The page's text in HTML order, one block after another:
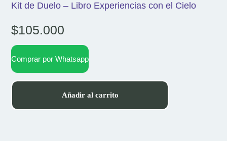
Kit de Duelo – Libro Experiencias con el Cielo
$105.000
Comprar por Whatsapp
Añadir al carrito